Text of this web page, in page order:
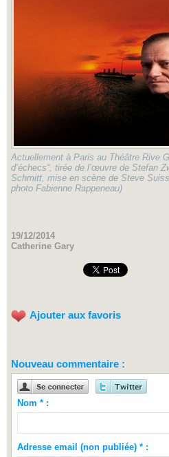
Actuellement à Paris au Théâtre Rive
d’échecs“, tirée de l’œuvre de Stefan
Schmitt, mise en scène de Steve
photo Fabienne Rappeneau)
19/12/2014
Catherine Gary
Ajouter aux favoris
Nouveau commentaire :
Nom * :
Adresse email (non publiée) * :